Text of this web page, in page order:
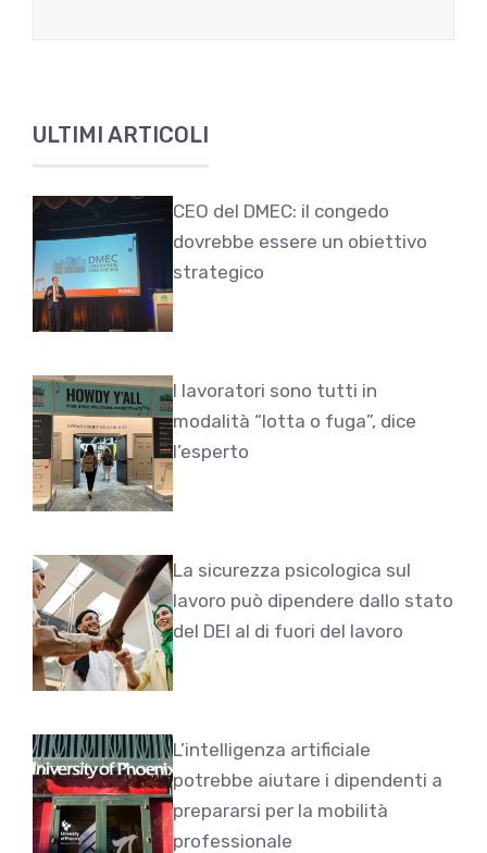
ULTIMI ARTICOLI
CEO del DMEC: il congedo
dovrebbe essere un obiettivo
strategico
I lavoratori sono tutti in
modalità “lotta o fuga”, dice
l’esperto
La sicurezza psicologica sul
lavoro può dipendere dallo stato
del DEI al di fuori del lavoro
L’intelligenza artificiale
potrebbe aiutare i dipendenti a
prepararsi per la mobilità
professionale